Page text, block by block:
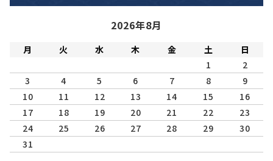
2026年8月
月 火 水 木 金 土
日
1
2
3
4 5 6 7 8
9
10
11 12 13 14 15
16
17
18 19 20 21 22
23
24
25 26 27 28 29
30
31